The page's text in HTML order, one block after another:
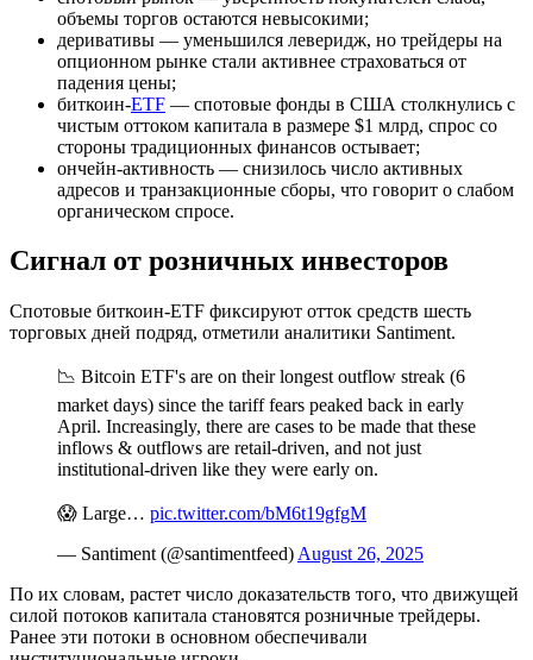
объемы торгов остаются невысокими;
деривативы — уменьшился леверидж, но трейдеры на
опционном рынке стали активнее страховаться от
падения цены;
биткоин-ETF — спотовые фонды в США столкнулись с
чистым оттоком капитала в размере $1 млрд, спрос со
стороны традиционных финансов остывает;
ончейн-активность — снизилось число активных
адресов и транзакционные сборы, что говорит о слабом
органическом спросе.
Сигнал от розничных инвесторов
Спотовые биткоин-ETF фиксируют отток средств шесть
торговых дней подряд, отметили аналитики Santiment.
📉 Bitcoin ETF's are on their longest outflow streak (6
market days) since the tariff fears peaked back in early
April. Increasingly, there are cases to be made that these
inflows & outflows are retail-driven, and not just
institutional-driven like they were early on.
😱 Large… pic.twitter.com/bM6t19gfgM
— Santiment (@santimentfeed) August 26, 2025
По их словам, растет число доказательств того, что движущей
силой потоков капитала становятся розничные трейдеры.
Ранее эти потоки в основном обеспечивали